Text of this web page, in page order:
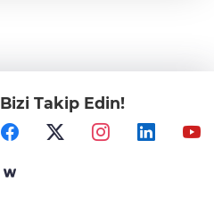
Bizi Takip Edin!